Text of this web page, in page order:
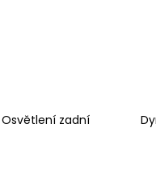
Osvětlení zadní